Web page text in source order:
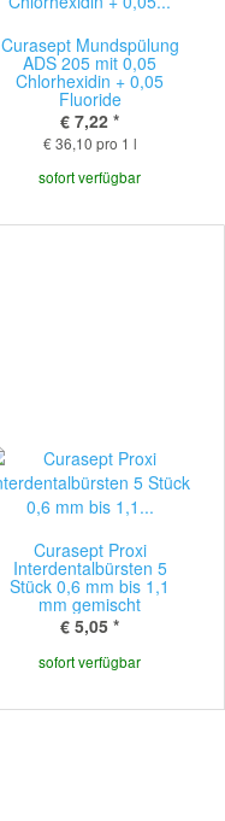
Curasept Mundspülung
ADS 205 mit 0,05
Chlorhexidin + 0,05
Fluoride
€ 7,22 *
€ 36,10 pro 1 l
sofort verfügbar
Curasept Proxi
Interdentalbürsten 5
Stück 0,6 mm bis 1,1
mm gemischt
€ 5,05 *
sofort verfügbar